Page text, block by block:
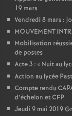
19 mars
Vendredi 8 mars :
MOUVEMENT
Mobilisation
de postes
Acte 3 : « Nuit au
Action au lycée
Compte rendu
d’échelon et CFP
Jeudi 9 mai 2019